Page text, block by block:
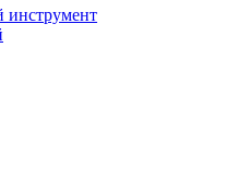
инструмент